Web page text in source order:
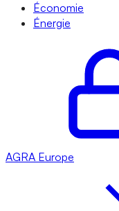
Économie
Énergie
AGRA Europe